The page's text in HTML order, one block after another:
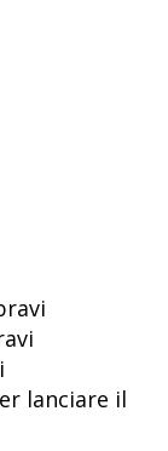
lanciare il